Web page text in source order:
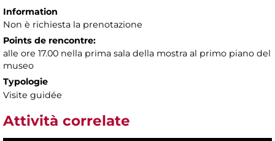
Information
Non è richiesta la prenotazione
Points de rencontre:
alle ore 17.00 nella prima sala della mostra al primo piano del
museo
Typologie
Visite guidée
Attività correlate